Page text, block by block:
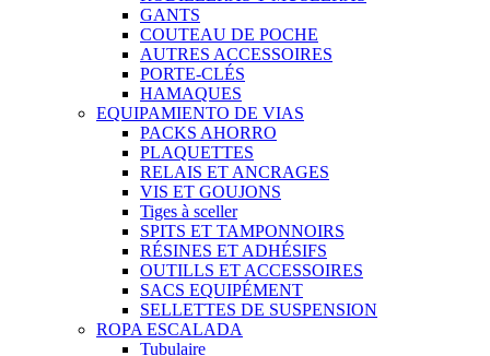
GANTS
COUTEAU DE POCHE
AUTRES ACCESSOIRES
PORTE-CLÉS
HAMAQUES
EQUIPAMIENTO DE VIAS
PACKS AHORRO
PLAQUETTES
RELAIS ET ANCRAGES
VIS ET GOUJONS
Tiges à sceller
SPITS ET TAMPONNOIRS
RÉSINES ET ADHÉSIFS
OUTILLS ET ACCESSOIRES
SACS EQUIPÉMENT
SELLETTES DE SUSPENSION
ROPA ESCALADA
Tubulaire